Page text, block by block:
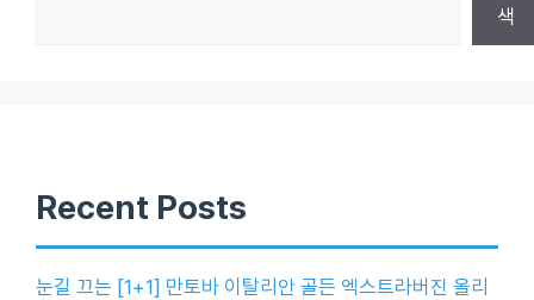
색
Recent Posts
눈길 끄는 [1+1] 만토바 이탈리안 골든 엑스트라버진 올리